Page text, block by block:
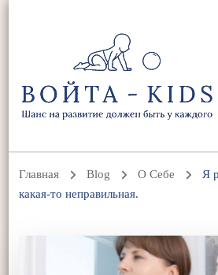
ВОЙТА-
Главная Blog О Себе
Я
какая-то неправильная.